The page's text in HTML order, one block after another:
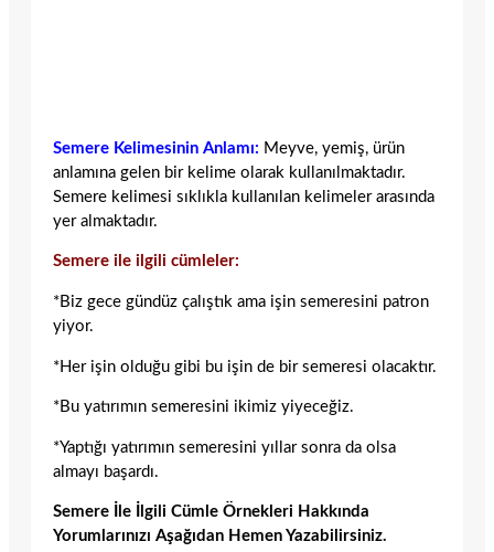
Semere Kelimesinin Anlamı: Meyve, yemiş, ürün
anlamına gelen bir kelime olarak kullanılmaktadır.
Semere kelimesi sıklıkla kullanılan kelimeler arasında
yer almaktadır.
Semere ile ilgili cümleler:
*Biz gece gündüz çalıştık ama işin semeresini patron
yiyor.
*Her işin olduğu gibi bu işin de bir semeresi olacaktır.
*Bu yatırımın semeresini ikimiz yiyeceğiz.
*Yaptığı yatırımın semeresini yıllar sonra da olsa
almayı başardı.
Semere İle İlgili Cümle Örnekleri Hakkında
Yorumlarınızı Aşağıdan Hemen Yazabilirsiniz.